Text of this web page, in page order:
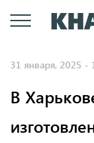
31 января, 2025 -
В